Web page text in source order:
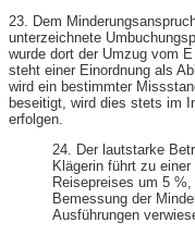
23. Dem
unterzeichnete
wurde dort der Umzug vom
steht einer Einordnung als
wird ein bestimmter
beseitigt, wird dies stets im
erfolgen.
24. Der lautstarke
Klägerin führt zu
Reisepreises um 5
Bemessung der
Ausführungen